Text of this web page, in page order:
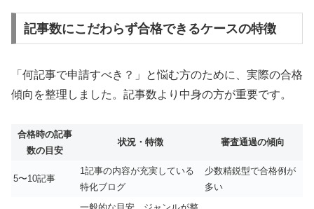
記事数にこだわらず合格できるケースの特徴
「何記事で申請すべき？」と悩む方のために、実際の合格
傾向を整理しました。記事数より中身の方が重要です。
合格時の記事
数の目安
状況・特徴 審査通過の傾向
5〜10記事
1記事の内容が充実している
特化ブログ
少数精鋭型で合格例が
多い